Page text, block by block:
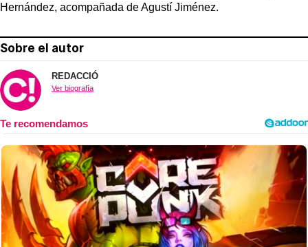
Hernández, acompañada de Agustí Jiménez.
Sobre el autor
REDACCIÓ
Ver biografía